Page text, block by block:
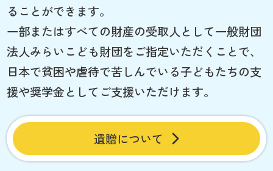
ることができます。
一部またはすべての財産の受取人として一般財団
法人みらいこども財団をご指定いただくことで、
日本で貧困や虐待で苦しんでいる子どもたちの支
援や奨学金としてご支援いただけます。
遺贈について